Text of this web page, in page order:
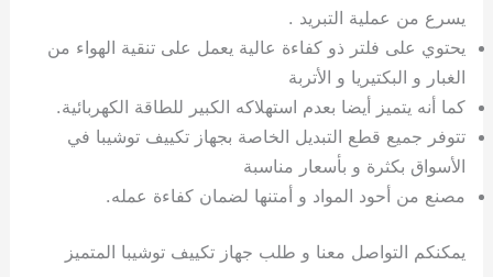
يسرع من عملية التبريد .
يحتوي على فلتر ذو كفاءة عالية يعمل على تنقية الهواء من
الغبار و البكتيريا و الأتربة
كما أنه يتميز أيضا بعدم استهلاكه الكبير للطاقة الكهربائية.
تتوفر جميع قطع التبديل الخاصة بجهاز تكييف توشيبا في
الأسواق بكثرة و بأسعار مناسبة
مصنع من أحود المواد و أمتنها لضمان كفاءة عمله.
يمكنكم التواصل معنا و طلب جهاز تكييف توشيبا المتميز